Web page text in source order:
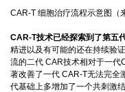
CAR-T 细胞治疗流程示意图（
CAR-T技术已经探索到了第五代
精进以及有可能的还在持续验
流的二代 CAR技术相对于一
著改善了一代 CAR-T无法完全
代基础上多增加了一个共刺激